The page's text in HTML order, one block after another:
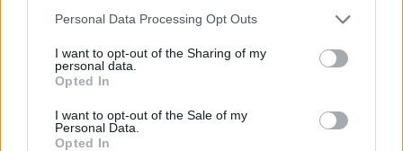
Personal Data Processing Opt Outs
I want to opt-out of the Sharing of my
personal data.
Opted In
I want to opt-out of the Sale of my
Personal Data.
Opted In
nejvíce v historii firmy
5.8.2026 15:42 (
)
Diskuse: 1
hektarech vodní plochy, chybí
více než třetina vody. Oproti